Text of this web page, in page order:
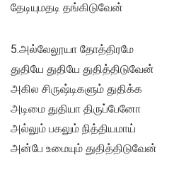
தேடியுமதடி தங்கிடுவேன்
5.அல்லேலூயா தோத்திரமே
துதியே துதியே துதித்திடுவேன்
அகில சிருஷ்டிகளும் துதிக்க
அடிமை துதியா திருப்பேனோ
அல்லும் பகலும் நித்தியமாய்
அன்பே உமையும் துதித்திடுவேன்